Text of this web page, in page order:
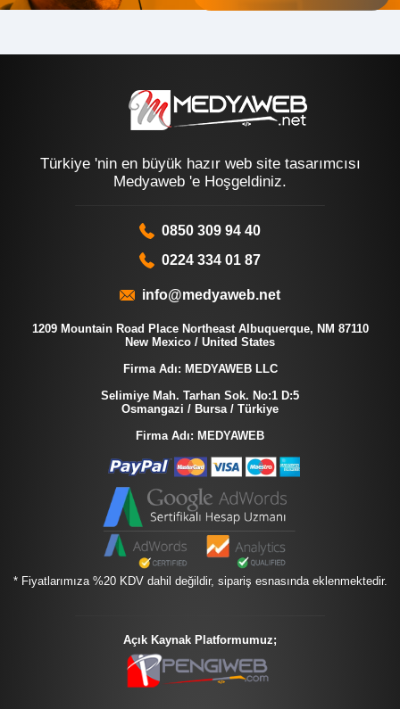
Türkiye 'nin en büyük hazır web site tasarımcısı
Medyaweb 'e Hoşgeldiniz.
0850 309 94 40
0224 334 01 87
info@medyaweb.net
1209 Mountain Road Place Northeast Albuquerque, NM 87110
New Mexico / United States
Firma Adı: MEDYAWEB LLC
Selimiye Mah. Tarhan Sok. No:1 D:5
Osmangazi / Bursa / Türkiye
Firma Adı: MEDYAWEB
* Fiyatlarımıza %20 KDV dahil değildir, sipariş esnasında eklenmektedir.
Açık Kaynak Platformumuz;